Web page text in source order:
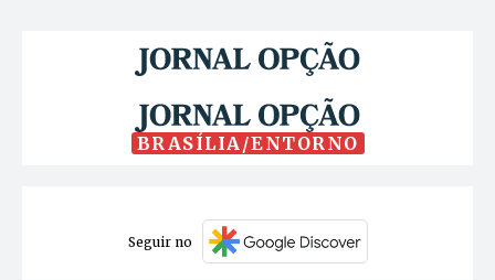
BRASÍLIA/ENTORNO
Seguir no